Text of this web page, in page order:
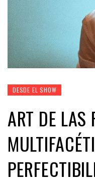
DESDE EL SHOW
ART DE LAS